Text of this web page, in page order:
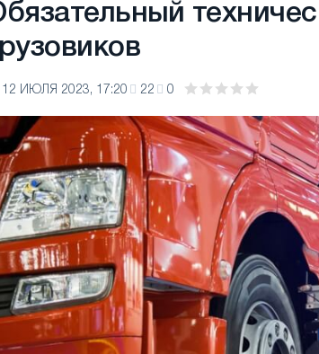
12 ИЮЛЯ 2023, 17:20 22 0